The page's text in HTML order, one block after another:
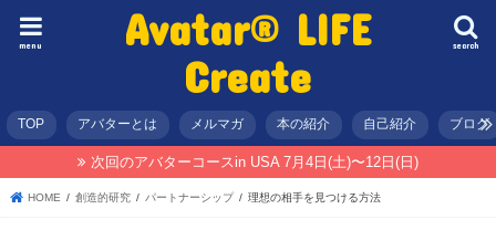
Avatar® LIFE
Create
search
menu
TOP アバターとは メルマガ 本の紹介 自己紹介 ブログ
次回のアバターコースin USA 7月4日(土)〜12日(日)
HOME 創造的研究 パートナーシップ 理想の相手を見つける方法